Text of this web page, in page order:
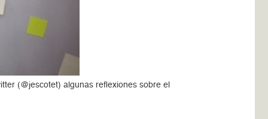
(@jescotet) algunas reflexiones sobre el